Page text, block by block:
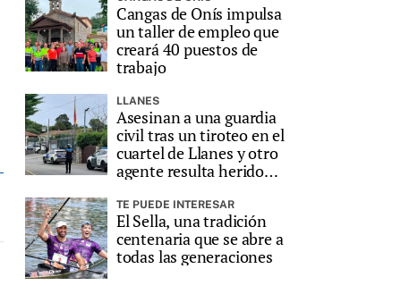
Cangas de Onís impulsa
un taller de empleo que
creará 40 puestos de
trabajo
LLANES
Asesinan a una guardia
civil tras un tiroteo en el
cuartel de Llanes y otro
agente resulta herido
TE PUEDE INTERESAR
El Sella, una tradición
centenaria que se abre a
todas las generaciones